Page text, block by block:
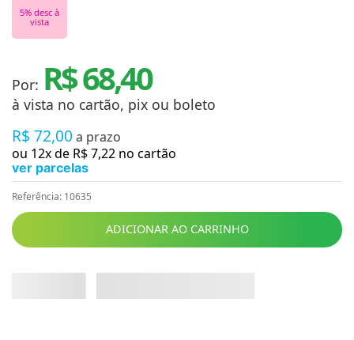
5% desc à
vista
Por: R$ 68,40
à vista no cartão, pix ou boleto
R$ 72,00 a prazo
ou 12x de R$7,22 no cartão
ver parcelas
Referência: 10635
ADICIONAR AO CARRINHO